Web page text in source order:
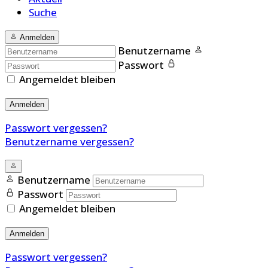
Suche
Anmelden
Benutzername
Passwort
Angemeldet bleiben
Anmelden
Passwort vergessen?
Benutzername vergessen?
Benutzername
Passwort
Angemeldet bleiben
Anmelden
Passwort vergessen?